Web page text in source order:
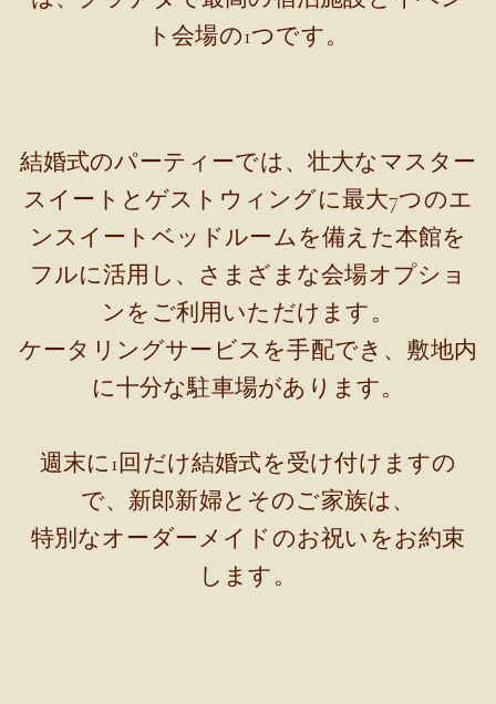
ト会場の1つです。
結婚式のパーティーでは、壮大なマスター
スイートとゲストウィングに最大7つのエ
ンスイートベッドルームを備えた本館を
フルに活用し、さまざまな会場オプショ
ンをご利用いただけます。
ケータリングサービスを手配でき、敷地内
に十分な駐車場があります。
週末に1回だけ結婚式を受け付けますの
で、新郎新婦とそのご家族は、
特別なオーダーメイドのお祝いをお約束
します。